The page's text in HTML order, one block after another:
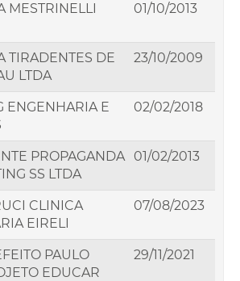
MESTRINELLI
01/10/2013
TIRADENTES DE
LTDA
23/10/2009
ENGENHARIA E
02/02/2018
PROPAGANDA
SS LTDA
01/02/2013
CLINICA
EIRELI
07/08/2023
PAULO
EDUCAR
29/11/2021